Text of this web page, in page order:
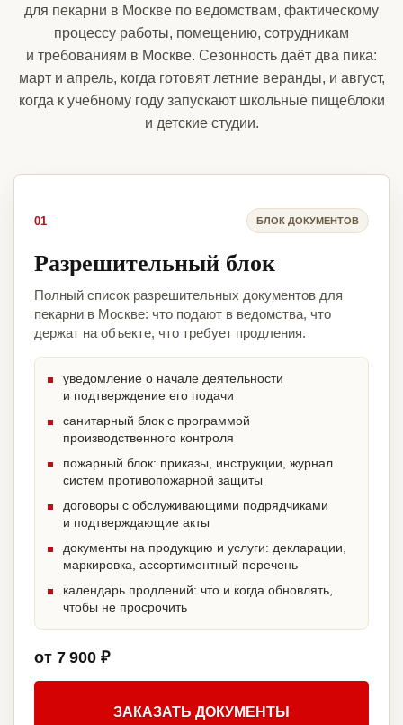
для пекарни в Москве по ведомствам, фактическому
процессу работы, помещению, сотрудникам
и требованиям в Москве. Сезонность даёт два пика:
март и апрель, когда готовят летние веранды, и август,
когда к учебному году запускают школьные пищеблоки
и детские студии.
01 БЛОК ДОКУМЕНТОВ
Разрешительный блок
Полный список разрешительных документов для
пекарни в Москве: что подают в ведомства, что
держат на объекте, что требует продления.
уведомление о начале деятельности
и подтверждение его подачи
санитарный блок с программой
производственного контроля
пожарный блок: приказы, инструкции, журнал
систем противопожарной защиты
договоры с обслуживающими подрядчиками
и подтверждающие акты
документы на продукцию и услуги: декларации,
маркировка, ассортиментный перечень
календарь продлений: что и когда обновлять,
чтобы не просрочить
от 7 900 ₽
ЗАКАЗАТЬ ДОКУМЕНТЫ